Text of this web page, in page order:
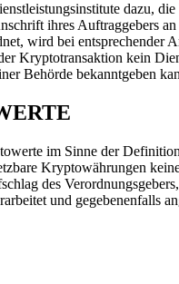
dazu,
ihres Auftraggebers
wird bei
Kryptotransaktion kein
Behörde bekanntgeben
im Sinne der
Kryptowährungen
des
und gegebenenfalls